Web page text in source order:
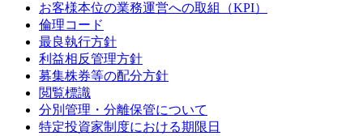
お客様本位の業務運営への取組（KPI）
倫理コード
最良執行方針
利益相反管理方針
募集株券等の配分方針
閲覧標識
分別管理・分離保管について
特定投資家制度における期限日